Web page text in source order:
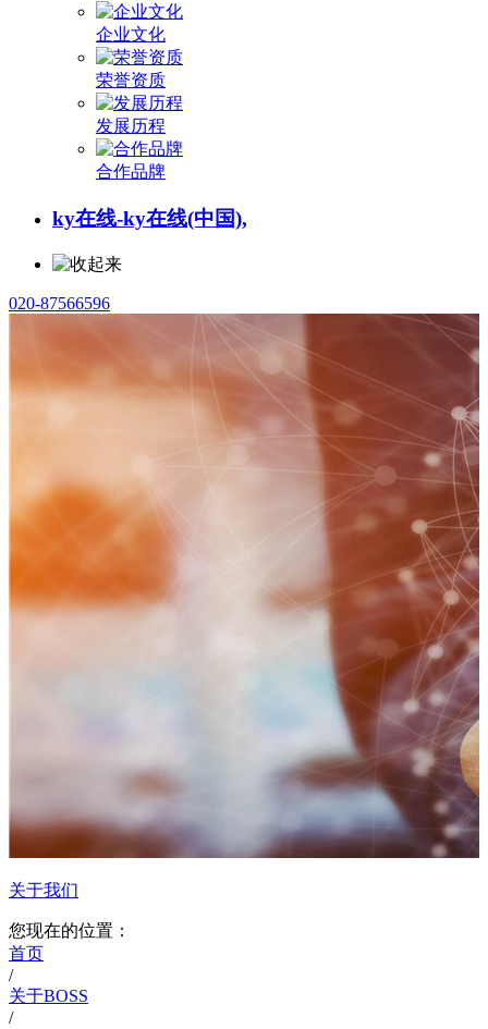
企业文化
荣誉资质
发展历程
合作品牌
ky在线-ky在线(中国),
020-87566596
关于我们
您现在的位置：
首页
/
关于BOSS
/